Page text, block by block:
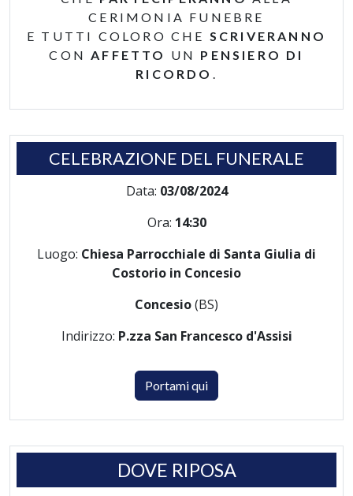
CERIMONIA FUNEBRE
E TUTTI COLORO CHE SCRIVERANNO
CONAFFETTO UN PENSIERO DI
RICORDO .
CELEBRAZIONE DEL FUNERALE
Data: 03/08/2024
Ora: 14:30
Luogo: Chiesa Parrocchiale di Santa Giulia di
Costorio in Concesio
Concesio(BS)
Indirizzo: P.zza San Francesco d'Assisi
Portami qui
DOVE RIPOSA